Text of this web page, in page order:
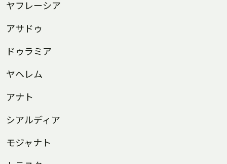
ヤフレーシア
アサドゥ
ドゥラミア
ヤヘレム
アナト
シアルディア
モジャナト